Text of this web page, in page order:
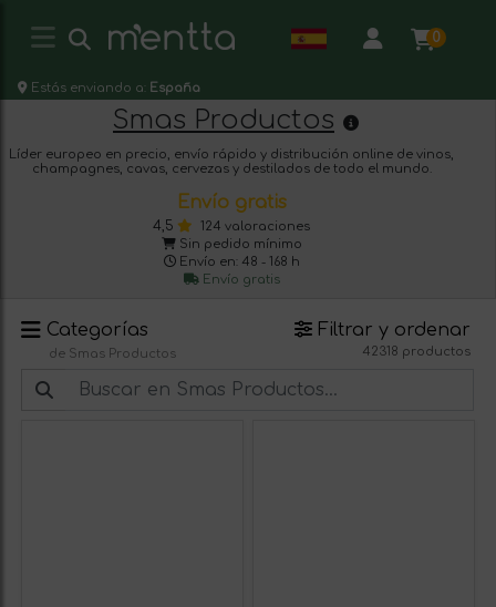
0
Estás enviando a: España
Smas Productos
Líder europeo en precio, envío rápido y distribución online de vinos,
champagnes, cavas, cervezas y destilados de todo el mundo.
Envío gratis
4,5
124 valoraciones
Sin pedido mínimo
Envío en: 48 - 168 h
Envío gratis
Categorías
de Smas Productos
Filtrar y ordenar
42318 productos